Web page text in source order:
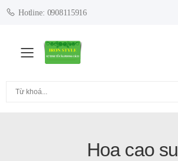
Hotline: 0908115916
Toggle mobile menu
Hoa cao su